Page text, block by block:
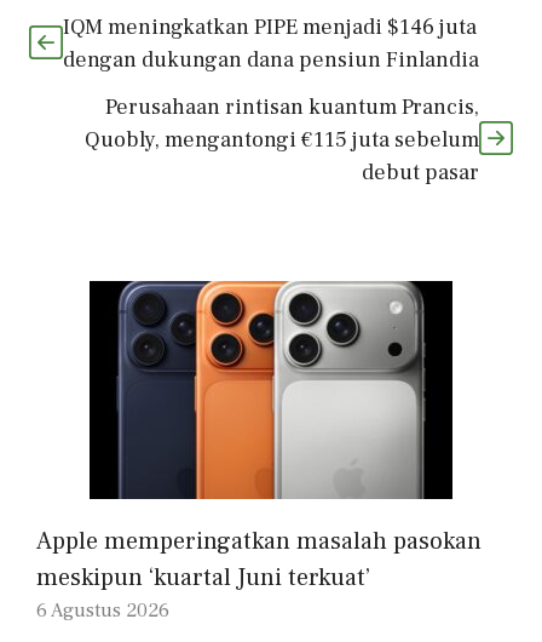
IQM meningkatkan PIPE menjadi $146 juta
dengan dukungan dana pensiun Finlandia
Perusahaan rintisan kuantum Prancis,
Quobly, mengantongi €115 juta sebelum
debut pasar
Apple memperingatkan masalah pasokan
meskipun ‘kuartal Juni terkuat’
6 Agustus 2026